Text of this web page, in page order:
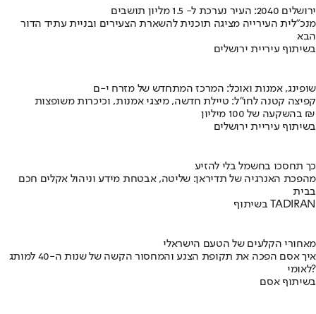
ירושלים 2040: העיר נערכת ל- 1.5 מליון תושבים
מנכ"לית העירייה מציגה תוכנית להשארת הצעירים ובניית עתיד הדור
הבא
בשיתוף עיריית ירושלים
שופינג, אמנות ואוכל: המרכז המתחדש של מזרח י-ם
קפיצה קטנה לחו"ל: טיילת חדשה, מיצגי אמנות, וכיכרות משופצות
בהשקעה של 100 מיליון ₪
בשיתוף עיריית ירושלים
כך תחסכו בחשמל בלי להזיע
מהפכת האנרגיה של תדיראן: שליטה, אבטחת מידע וניהול אקלים חכם
בבית
בשיתוף TADIRAN
מאחורי הקלעים של הטעם הישראלי
איך אסם הפכה את תקופת הצנע והמחסור הקשה של שנות ה-40 למותג
לאומי?
בשיתוף אסם